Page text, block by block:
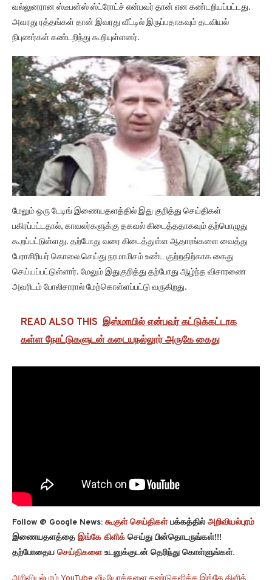
வல்லுனரான ஸ்டீபன்ஸ் ஸ்ட்ரோட்ச் என்பவர் தான் என கண்டறியப்பட்டது.
அவரது ரத்தங்கள் தான் இவரது வீட்டில் இருப்பதாகவும் தடவியல்
நிபுணர்கள் கண்டறிந்து கூறியுள்ளனர்.
மேலும் ஒரு டேடிங் இணையதளத்தில் இது குறித்து செய்திகள்
பகிரப்பட்டதால், காவலர்களுக்கு தகவல் கிடைத்ததாகவும் தற்பொழுது
கூறப்பட்டுள்ளது. தற்போது வரை கிடைத்துள்ள ஆதாரங்களை வைத்து
பேராசிரியர் கொலை செய்து நரமாமிசம் உண்ட குற்றதிற்காக கைது
செய்யப்பட்டுள்ளார். மேலும் இதுகுறித்து தற்போது ஆழ்ந்த விசாரணை
அவரிடம் போலிசாரால் மேற்கொள்ளப்பட்டு வருகிறது.
READ ALSO THIS இஸ்மாயில் என்பவர் கட்டுக்கட்டாக
கள்ள நோட்டுகளுடன் கடையநல்லூர் அருகே கைது
Follow @ Google News: கூகுள் செய்திகள்பக்கத்தில் அறிவியல்புரம்
இணையதளத்தை இங்கே கிளிக் செய்து பின்தொடருங்கள்!!!
தற்போதைய செய்திகளைஉடனுக்குடன் தெரிந்து கொள்ளுங்கள்.